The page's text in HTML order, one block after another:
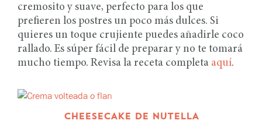
cremosito y suave, perfecto para los que
prefieren los postres un poco más dulces. Si
quieres un toque crujiente puedes añadirle coco
rallado. Es súper fácil de preparar y no te tomará
mucho tiempo. Revisa la receta completa aquí.
CHEESECAKE DE NUTELLA